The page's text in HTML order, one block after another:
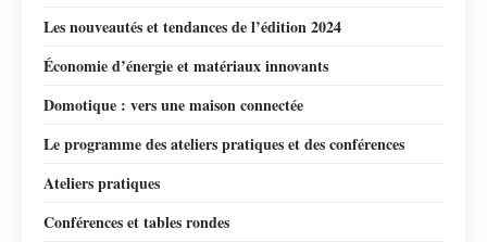
Les nouveautés et tendances de l’édition 2024
Économie d’énergie et matériaux innovants
Domotique : vers une maison connectée
Le programme des ateliers pratiques et des conférences
Ateliers pratiques
Conférences et tables rondes